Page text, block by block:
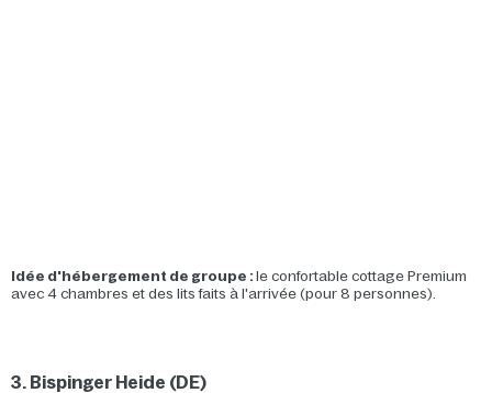
Idée d'hébergement de groupe :le confortable cottage Premium
avec 4 chambres et des lits faits à l'arrivée (pour 8 personnes).
3. Bispinger Heide (DE)